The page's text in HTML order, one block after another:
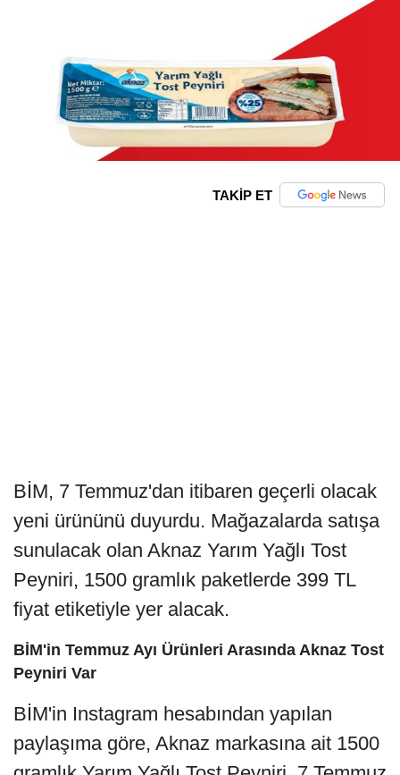
TAKİP ET
BİM, 7 Temmuz'dan itibaren geçerli olacak
yeni ürününü duyurdu. Mağazalarda satışa
sunulacak olan Aknaz Yarım Yağlı Tost
Peyniri, 1500 gramlık paketlerde 399 TL
fiyat etiketiyle yer alacak.
BİM'in Temmuz Ayı Ürünleri Arasında Aknaz Tost
Peyniri Var
BİM'in Instagram hesabından yapılan
paylaşıma göre, Aknaz markasına ait 1500